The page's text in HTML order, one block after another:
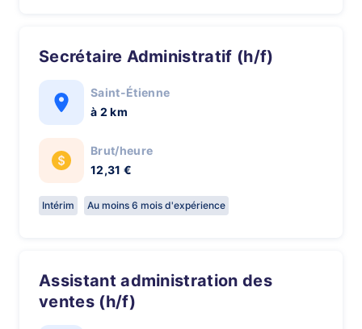
Secrétaire Administratif (h/f)
Saint-Étienne
à 2 km
Brut/heure
12,31 €
Intérim Au moins 6 mois d'expérience
Assistant administration des
ventes (h/f)